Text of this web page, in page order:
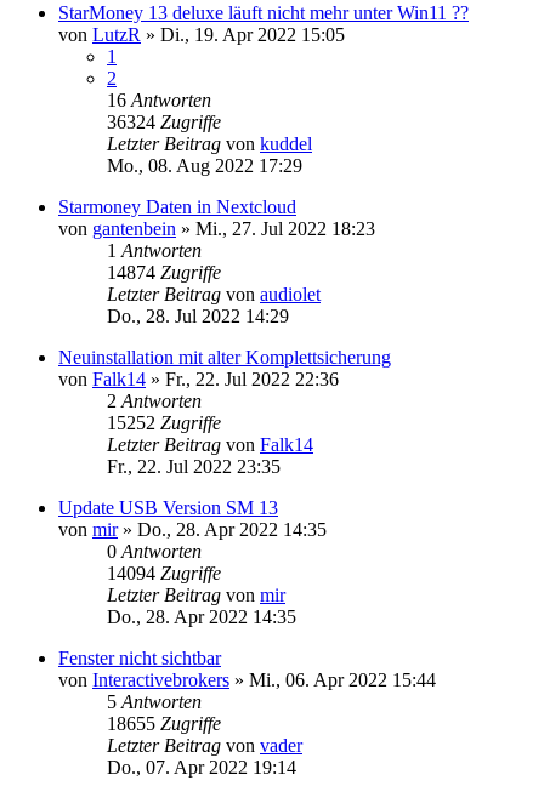
StarMoney 13 deluxe läuft nicht mehr unter Win11 ??
von LutzR » Di., 19. Apr 2022 15:05
1
2
16 Antworten
36324 Zugriffe
Letzter Beitrag von kuddel
Mo., 08. Aug 2022 17:29
Starmoney Daten in Nextcloud
von gantenbein » Mi., 27. Jul 2022 18:23
1 Antworten
14874 Zugriffe
Letzter Beitrag von audiolet
Do., 28. Jul 2022 14:29
Neuinstallation mit alter Komplettsicherung
von Falk14 » Fr., 22. Jul 2022 22:36
2 Antworten
15252 Zugriffe
Letzter Beitrag von Falk14
Fr., 22. Jul 2022 23:35
Update USB Version SM 13
von mir» Do., 28. Apr 2022 14:35
0 Antworten
14094 Zugriffe
Letzter Beitrag von mir
Do., 28. Apr 2022 14:35
Fenster nicht sichtbar
von Interactivebrokers » Mi., 06. Apr 2022 15:44
5 Antworten
18655 Zugriffe
Letzter Beitrag von vader
Do., 07. Apr 2022 19:14